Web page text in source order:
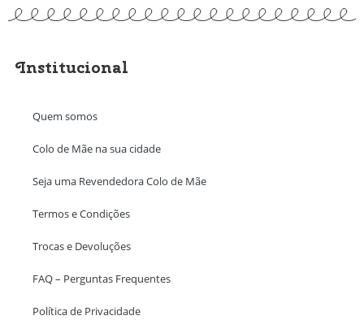
Institucional
Quem somos
Colo de Mãe na sua cidade
Seja uma Revendedora Colo de Mãe
Termos e Condições
Trocas e Devoluções
FAQ – Perguntas Frequentes
Política de Privacidade